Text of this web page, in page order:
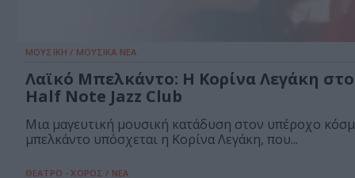
ΜΟΥΣΙΚΗ / ΜΟΥΣΙΚΑ ΝΕΑ
Λαϊκό Μπελκάντο: Η Κορίνα Λεγάκη στο
Half Note Jazz Club
Μια μαγευτική μουσική κατάδυση στον υπέροχο
μπελκάντο υπόσχεται η Κορίνα Λεγάκη, που...
ΘΕΑΤΡΟ - ΧΟΡΟΣ / ΝΕΑ